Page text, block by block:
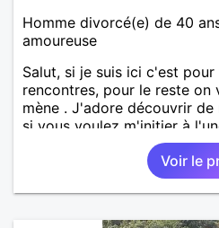
Homme divorcé(e) de 40
amoureuse
Salut, si je suis ici c'est
rencontres, pour le reste on
mène . J'adore découvrir
si vous voulez m'initier à
Voir le